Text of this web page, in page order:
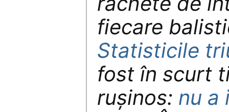
fiecare
Statisticile
fost în scurt
rușinos: nu a